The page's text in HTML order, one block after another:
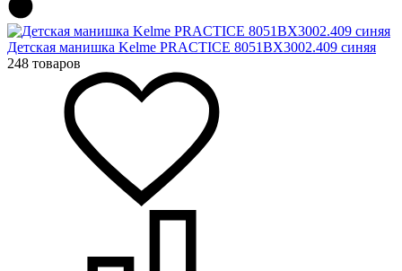
Детская манишка Kelme PRACTICE 8051BX3002.409 синяя
248 товаров